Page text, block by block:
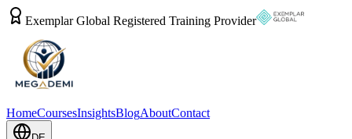
Exemplar Global Registered Training Provider
HomeCoursesInsightsBlogAboutContact